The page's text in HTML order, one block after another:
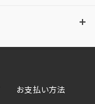
お支払い方法